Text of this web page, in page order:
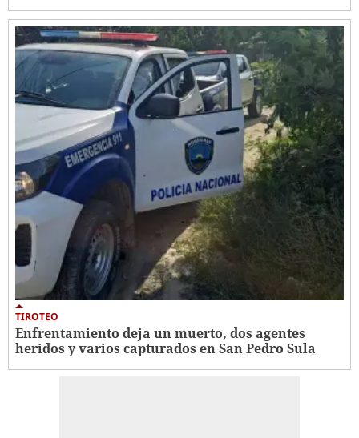
TIROTEO
Enfrentamiento deja un muerto, dos agentes
heridos y varios capturados en San Pedro Sula